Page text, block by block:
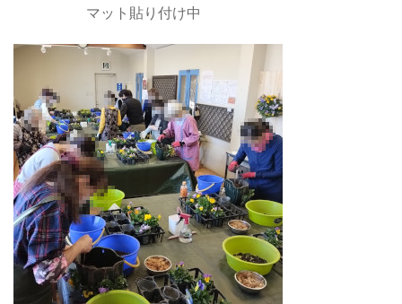
マット貼り付け中